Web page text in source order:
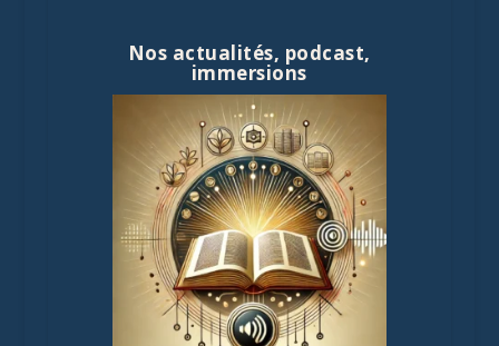
Nos actualités, podcast,
immersions